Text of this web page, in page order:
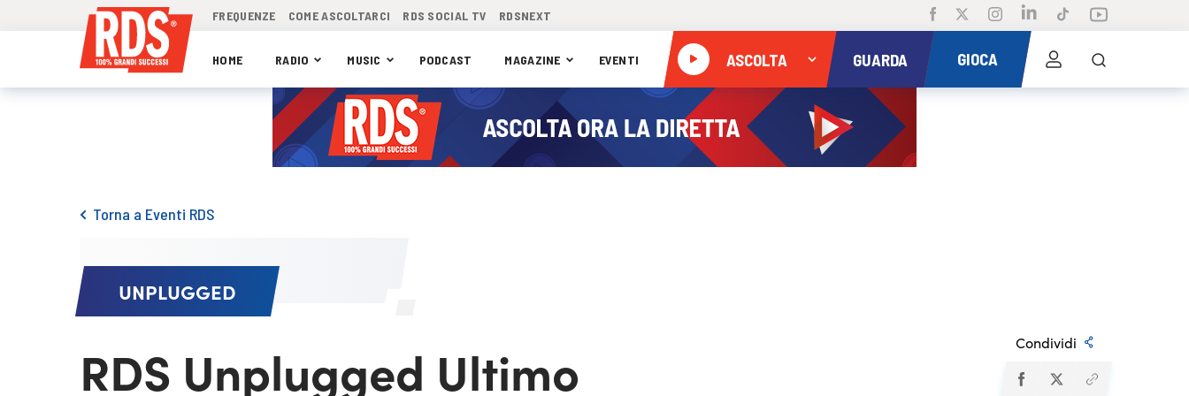
FREQUENZE COME ASCOLTARCI RDS SOCIAL TV RDSNEXT
HOME RADIO MUSIC PODCAST MAGAZINE EVENTI ASCOLTA GUARDA GIOCA
Torna a Eventi RDS
UNPLUGGED
RDS Unplugged Ultimo Condividi